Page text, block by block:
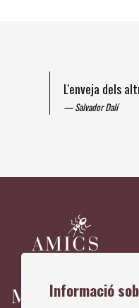
L'enveja dels
Salvador Dalí
Informació